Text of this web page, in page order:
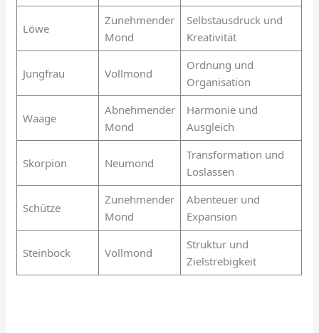
Löwe
Zunehmender
Mond
Selbstausdruck und
Kreativität
Jungfrau Vollmond
Ordnung und
Organisation
Waage
Abnehmender
Mond
Harmonie und
Ausgleich
Skorpion Neumond
Transformation und
Loslassen
Schütze
Zunehmender
Mond
Abenteuer und
Expansion
Steinbock Vollmond
Struktur und
Zielstrebigkeit